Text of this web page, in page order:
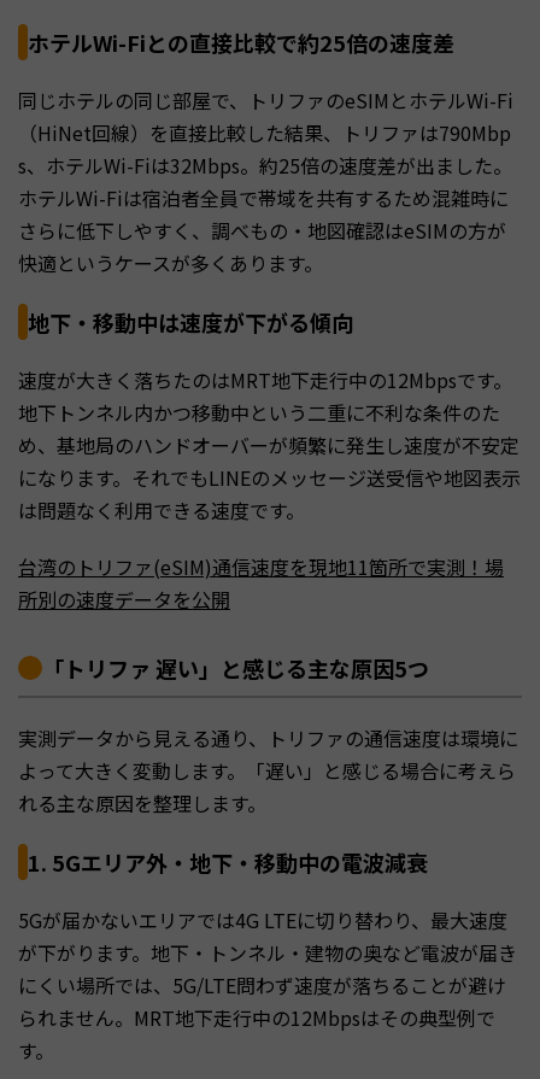
ホテルWi-Fiとの直接比較で約25倍の速度差
同じホテルの同じ部屋で、トリファのeSIMとホテルWi-Fi
（HiNet回線）を直接比較した結果、トリファは790Mbp
s、ホテルWi-Fiは32Mbps。約25倍の速度差が出ました。
ホテルWi-Fiは宿泊者全員で帯域を共有するため混雑時に
さらに低下しやすく、調べもの・地図確認はeSIMの方が
快適というケースが多くあります。
地下・移動中は速度が下がる傾向
速度が大きく落ちたのはMRT地下走行中の12Mbpsです。
地下トンネル内かつ移動中という二重に不利な条件のた
め、基地局のハンドオーバーが頻繁に発生し速度が不安定
になります。それでもLINEのメッセージ送受信や地図表示
は問題なく利用できる速度です。
台湾のトリファ(eSIM)通信速度を現地11箇所で実測！場
所別の速度データを公開
「トリファ 遅い」と感じる主な原因5つ
実測データから見える通り、トリファの通信速度は環境に
よって大きく変動します。「遅い」と感じる場合に考えら
れる主な原因を整理します。
1. 5Gエリア外・地下・移動中の電波減衰
5Gが届かないエリアでは4G LTEに切り替わり、最大速度
が下がります。地下・トンネル・建物の奥など電波が届き
にくい場所では、5G/LTE問わず速度が落ちることが避け
られません。MRT地下走行中の12Mbpsはその典型例で
す。